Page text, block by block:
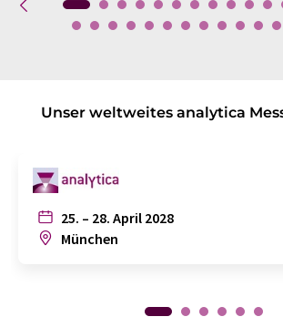
Unser weltweites analytica
25. – 28. April 2028
München